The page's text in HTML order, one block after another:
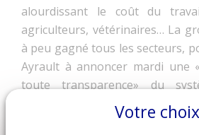
alourdissant le coût du
agriculteurs, vétérinaires… La
à peu gagné tous les secteurs,
Ayrault à annoncer mardi une
toute transparence» du
Votre choix